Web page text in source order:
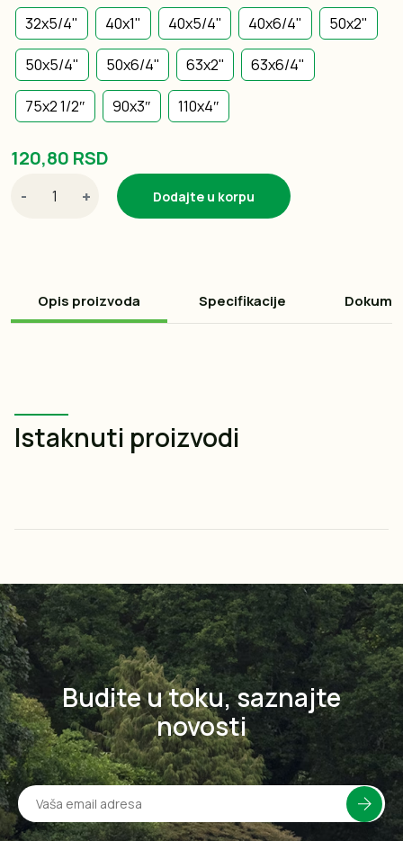
32x5/4" 40x1" 40x5/4'' 40x6/4" 50x2"
50x5/4" 50x6/4'' 63x2'' 63x6/4"
75x2 1/2″ 90x3″ 110x4″
120,80 RSD
- + Dodajte u korpu
Opis proizvoda Specifikacije
Istaknuti proizvodi
Budite u toku, saznajte
novosti